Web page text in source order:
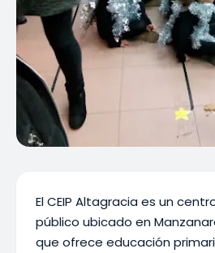
El CEIP Altagracia es un
público ubicado en
que ofrece educación